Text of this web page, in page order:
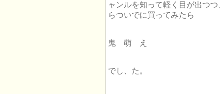
ャンルを知って軽く目が出つ
らついでに買ってみたら
鬼 萌 え
でし、た。